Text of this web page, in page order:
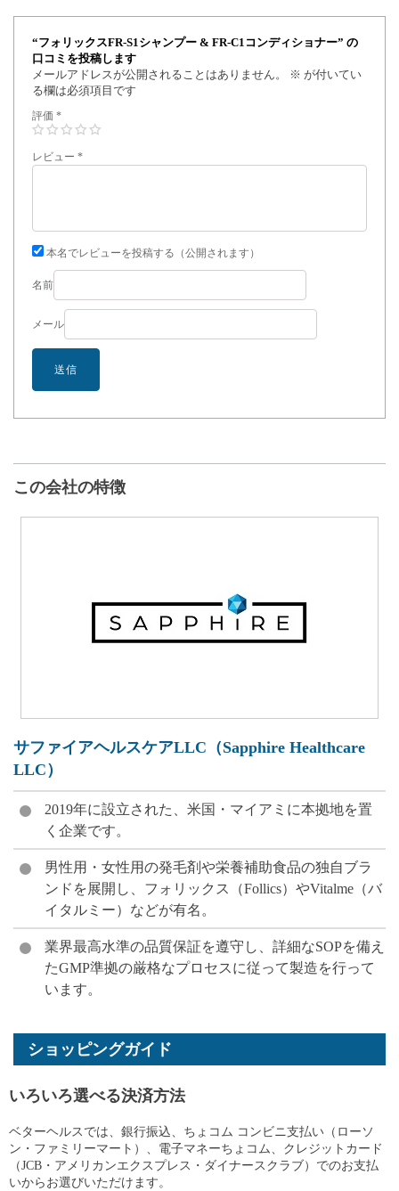
“フォリックスFR-S1シャンプー & FR-C1コンディショナー” の
口コミを投稿します
メールアドレスが公開されることはありません。
※ が付いてい
る欄は必須項目です
評価 *
レビュー *
本名でレビューを投稿する（公開されます）
名前
メール
この会社の特徴
サファイアヘルスケアLLC（Sapphire Healthcare
LLC）
2019年に設立された、米国・マイアミに本拠地を置
く企業です。
男性用・女性用の発毛剤や栄養補助食品の独自ブラ
ンドを展開し、フォリックス（Follics）やVitalme（バ
イタルミー）などが有名。
業界最高水準の品質保証を遵守し、詳細なSOPを備え
たGMP準拠の厳格なプロセスに従って製造を行って
います。
ショッピングガイド
いろいろ選べる決済方法
ベターヘルスでは、銀行振込、ちょコム コンビニ支払い（ローソ
ン・ファミリーマート）、電子マネーちょコム、クレジットカード
（JCB・アメリカンエクスプレス・ダイナースクラブ）でのお支払
いからお選びいただけます。